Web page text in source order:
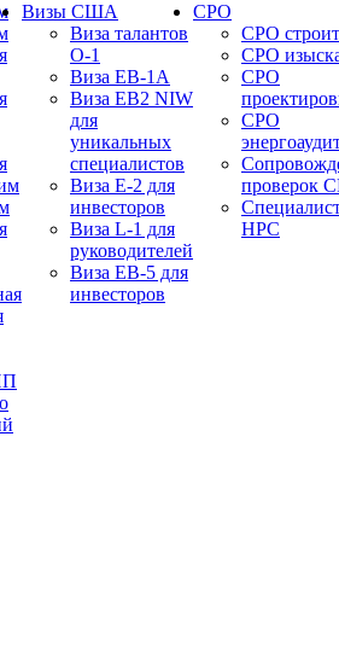
Визы США
Виза талантов
О-1
Виза EB-1A
Виза EB2 NIW
для
уникальных
специалистов
Виза E-2 для
инвесторов
Виза L-1 для
руководителей
Виза EB-5 для
инвесторов
СРО
СРО
СРО
СРО
СРО
проверок
НРС